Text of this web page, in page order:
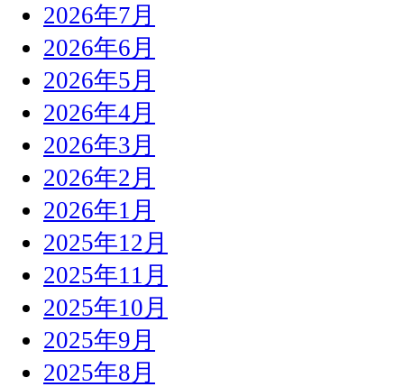
2026年7月
2026年6月
2026年5月
2026年4月
2026年3月
2026年2月
2026年1月
2025年12月
2025年11月
2025年10月
2025年9月
2025年8月